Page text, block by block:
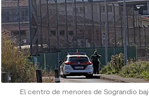
El centro de menores de Sograndio